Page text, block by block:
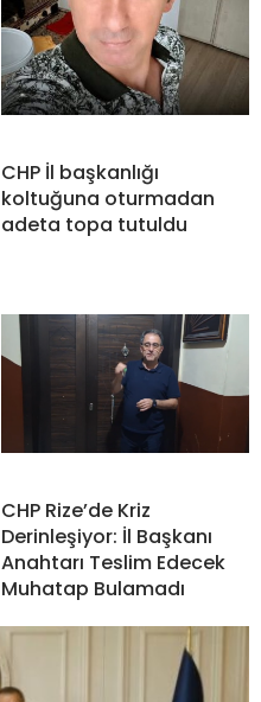
CHP İl başkanlığı
koltuğuna oturmadan
adeta topa tutuldu
CHP Rize’de Kriz
Derinleşiyor: İl Başkanı
Anahtarı Teslim Edecek
Muhatap Bulamadı